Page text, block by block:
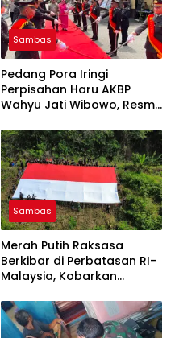
Sambas
Pedang Pora Iringi
Perpisahan Haru AKBP
Wahyu Jati Wibowo, Resmi
Komando Polres Sambas
Sambas
Merah Putih Raksasa
Berkibar di Perbatasan RI–
Malaysia, Kobarkan
Tempayan